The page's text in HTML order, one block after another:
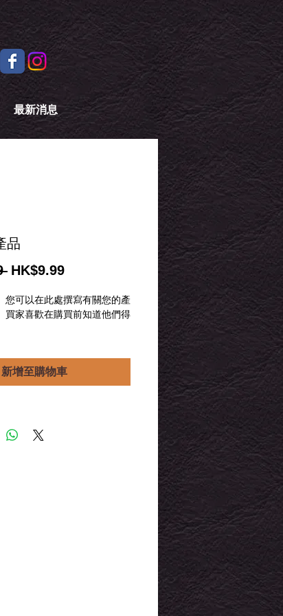
最新消息
品
一
價
格
HK$9.99促
價
格
您可以在此處撰寫有關您的產
買家喜歡在購買前知道他們得
新增至購物車